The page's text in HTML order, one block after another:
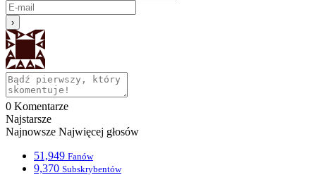
0 Komentarze
Najstarsze
Najnowsze Najwięcej głosów
51,949 Fanów
9,370 Subskrybentów